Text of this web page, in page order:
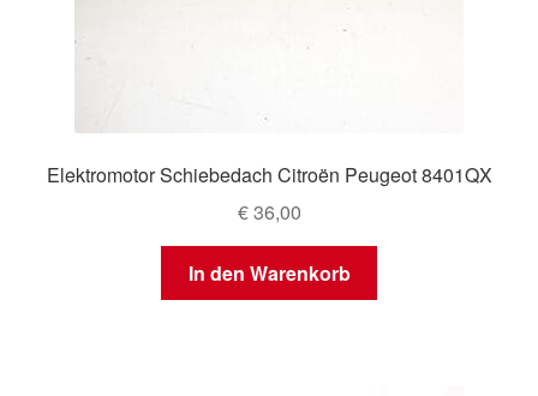
Elektromotor Schiebedach Citroën Peugeot 8401QX
€36,00
In den Warenkorb